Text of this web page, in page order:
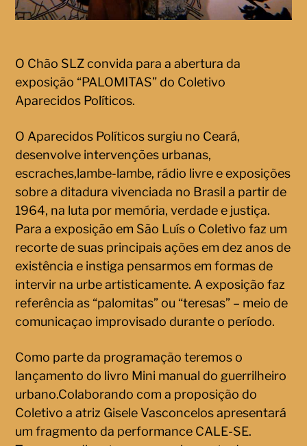
O Chão SLZ convida para a abertura da
exposição “PALOMITAS” do Coletivo
Aparecidos Políticos.
O Aparecidos Políticos surgiu no Ceará,
desenvolve intervenções urbanas,
escraches,lambe-lambe, rádio livre e exposições
sobre a ditadura vivenciada no Brasil a partir de
1964, na luta por memória, verdade e justiça.
Para a exposição em São Luís o Coletivo faz um
recorte de suas principais ações em dez anos de
existência e instiga pensarmos em formas de
intervir na urbe artisticamente. A exposição faz
referência as “palomitas” ou “teresas” – meio de
comunicaçao improvisado durante o período.
Como parte da programação teremos o
lançamento do livro Mini manual do guerrilheiro
urbano.Colaborando com a proposição do
Coletivo a atriz Gisele Vasconcelos apresentará
um fragmento da performance CALE-SE.